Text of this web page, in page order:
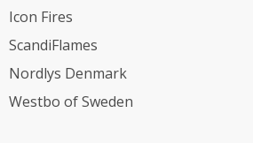
Icon Fires
ScandiFlames
Nordlys Denmark
Westbo of Sweden